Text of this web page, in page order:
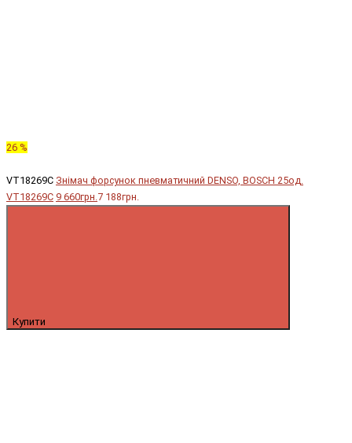
26 %
VT18269C Знімач форсунок пневматичний DENSO, BOSCH 25од.
VT18269C 9 660грн.7 188грн.
Купити